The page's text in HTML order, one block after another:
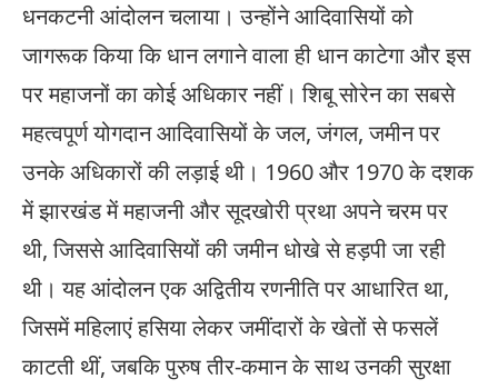
धनकटनी आंदोलन चलाया। उन्होंने आदिवासियों को
जागरूक किया कि धान लगाने वाला ही धान काटेगा और इस
पर महाजनों का कोई अधिकार नहीं। शिबू सोरेन का सबसे
महत्वपूर्ण योगदान आदिवासियों के जल, जंगल, जमीन पर
उनके अधिकारों की लड़ाई थी। 1960 और 1970 के दशक
में झारखंड में महाजनी और सूदखोरी प्रथा अपने चरम पर
थी, जिससे आदिवासियों की जमीन धोखे से हड़पी जा रही
थी। यह आंदोलन एक अद्वितीय रणनीति पर आधारित था,
जिसमें महिलाएं हसिया लेकर जमींदारों के खेतों से फसलें
काटती थीं, जबकि पुरुष तीर-कमान के साथ उनकी सुरक्षा